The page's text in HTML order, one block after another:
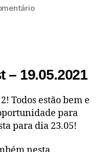
– 19.05.2021
Todos estão bem e
para
para dia 23.05!